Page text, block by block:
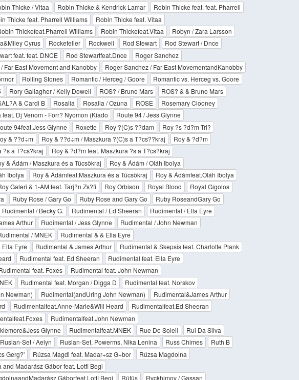
Thicke / Vitaa Robin Thicke & Kendrick Lamar
Robin Thicke feat. feat. Pharrell
Thicke feat. Pharrell Williams
Robin Thicke feat. Vitaa
Thickefeat.Pharrell Williams Robin Thickefeat.Vitaa
Robyn / Zara Larsson
Cyrus Rockefeller Rockwell Rod Stewart
Rod Stewart / Dnce
feat. feat. DNCE Rod Stewartfeat.Dnce
Roger Sanchez
Far East Movement and Kanobby
Roger Sanchez / Far East MovementandKanobby
Rolling Stones Romantic / Herceg / Goore
Romantic vs. Herceg vs. Goore
Rory Gallagher / Kelly Dowell ROS? / Bruno Mars
ROS? & & Bruno Mars
& Cardi B Rosalia Rosalia / Ozuna ROSE
Rosemary Clooney
Dj Venom - Forr? Nyomon (Kiado
Route 94 / Jess Glynne
94feat.Jess Glynne Roxette Roy ?(C)s ??dam
Roy ?s ?d?m Tri?
& ??d÷m Roy & ??d÷m / Maszkura ?(C)s a T?cs??kraj
Roy & ?d?m
?s a T?cs?kraj
Roy & ?d?m feat. Maszkura ?s a T?cs?kraj
& Ádám / Maszkura és a Tücsökraj
Roy & Ádám / Oláh Ibolya
Ibolya Roy & Ádámfeat.Maszkura és a Tücsökraj
Roy & Ádámfeat.Oláh Ibolya
Galeri & 1-AM feat. Tarj?n Zs?fi Roy Orbison Royal Blood
Royal Gigolos
Ruby Rose / Gary Go Ruby Rose and Gary Go
Ruby RoseandGary Go
Rudimental / Becky G. Rudimental / Ed Sheeran
Rudimental / Ella Eyre
Arthur Rudimental / Jess Glynne
Rudimental / John Newman
/ MNEK
Rudimental & & Ella Eyre
Ella Eyre Rudimental & James Arthur
Rudimental & Skepsis feat. Charlotte Plank
Rudimental feat. Ed Sheeran
Rudimental feat. Ella Eyre
feat. Foxes
Rudimental feat. John Newman
Rudimental feat. Morgan / Digga D
Rudimental feat. Norskov
Newman) Rudimental(andUring John Newman)
Rudimental&James Arthur
Rudimentalfeat.Anne-Marie&Will Heard
Rudimentalfeat.Ed Sheeran
Rudimentalfeat.John Newman
Glynne Rudimentalfeat.MNEK Rue Do Soleil
Rui Da Silva
Ruslan-Set / Aelyn Ruslan-Set, Powerms, Nika Lenina Russ Chimes
Ruth B
Gerg?' Rúzsa Magdi feat. Madar÷sz G÷bor
Rúzsa Magdolna
and Madarász Gábor feat. Lotfi Begi
Gáborfeat.Lotfi Begi Rüfüs Rvckhimov / Gassan